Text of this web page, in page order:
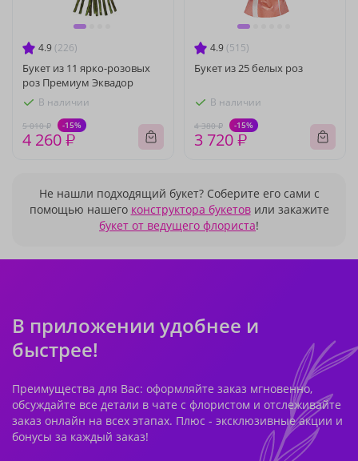
4.9 (226)
Букет из 11 ярко-розовых
роз Премиум Эквадор
В наличии
5 010 ₽ -15%
4 260 ₽
4.9 (515)
Букет из 25 белых роз
В наличии
4 380 ₽ -15%
3 720 ₽
Не нашли подходящий букет? Соберите его сами с
помощью нашего конструктора букетовили закажите
букет от ведущего флориста!
В приложении удобнее и
быстрее!
Преимущества для Вас: оформляйте заказ мгновенно,
обсуждайте все детали в чате с флористом и отслеживайте
заказ онлайн на всех этапах. Плюс - эксклюзивные акции и
бонусы за каждый заказ!